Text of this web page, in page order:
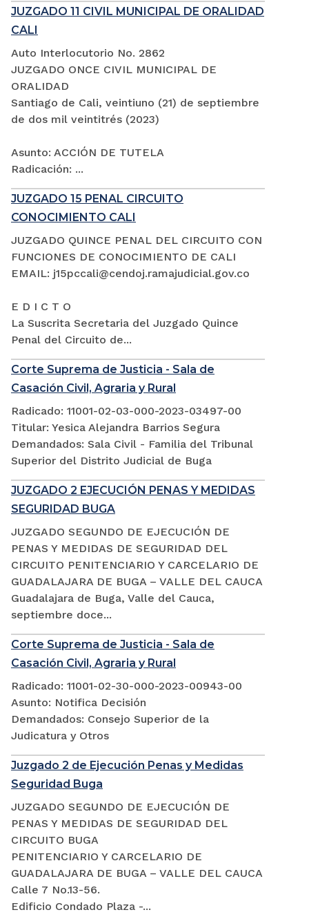
JUZGADO 11 CIVIL MUNICIPAL DE ORALIDAD
CALI
Auto Interlocutorio No. 2862
JUZGADO ONCE CIVIL MUNICIPAL DE
ORALIDAD
Santiago de Cali, veintiuno (21) de septiembre
de dos mil veintitrés (2023)
Asunto: ACCIÓN DE TUTELA
Radicación: ...
JUZGADO 15 PENAL CIRCUITO
CONOCIMIENTO CALI
JUZGADO QUINCE PENAL DEL CIRCUITO CON
FUNCIONES DE CONOCIMIENTO DE CALI
EMAIL: j15pccali@cendoj.ramajudicial.gov.co
E D I C T O
La Suscrita Secretaria del Juzgado Quince
Penal del Circuito de...
Corte Suprema de Justicia - Sala de
Casación Civil, Agraria y Rural
Radicado: 11001-02-03-000-2023-03497-00
Titular: Yesica Alejandra Barrios Segura
Demandados: Sala Civil - Familia del Tribunal
Superior del Distrito Judicial de Buga
JUZGADO 2 EJECUCIÓN PENAS Y MEDIDAS
SEGURIDAD BUGA
JUZGADO SEGUNDO DE EJECUCIÓN DE
PENAS Y MEDIDAS DE SEGURIDAD DEL
CIRCUITO PENITENCIARIO Y CARCELARIO DE
GUADALAJARA DE BUGA – VALLE DEL CAUCA
Guadalajara de Buga, Valle del Cauca,
septiembre doce...
Corte Suprema de Justicia - Sala de
Casación Civil, Agraria y Rural
Radicado: 11001-02-30-000-2023-00943-00
Asunto: Notifica Decisión
Demandados: Consejo Superior de la
Judicatura y Otros
Juzgado 2 de Ejecución Penas y Medidas
Seguridad Buga
JUZGADO SEGUNDO DE EJECUCIÓN DE
PENAS Y MEDIDAS DE SEGURIDAD DEL
CIRCUITO BUGA
PENITENCIARIO Y CARCELARIO DE
GUADALAJARA DE BUGA – VALLE DEL CAUCA
Calle 7 No.13-56.
Edificio Condado Plaza -...